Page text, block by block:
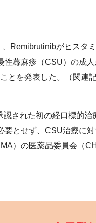
Remibrutinibがヒスタ
性蕁麻疹（CSU）の成
とを発表した。（関連記
された初の経口標的治
要とせず、CSU治療に
）の医薬品委員会（